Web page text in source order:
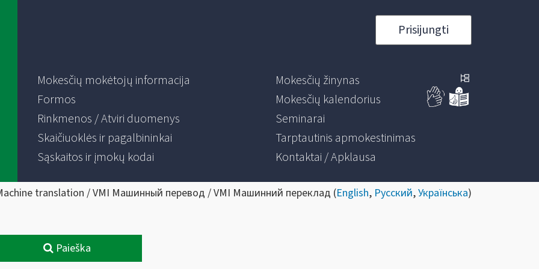
Prisijungti
Mokesčių mokėtojų informacija
Formos
Rinkmenos / Atviri duomenys
Skaičiuoklės ir pagalbininkai
Sąskaitos ir įmokų kodai
Mokesčių žinynas
Mokesčių kalendorius
Seminarai
Tarptautinis apmokestinimas
Kontaktai / Apklausa
translation / VMI Машинный перевод / VMI Машинний переклад (English, Русский,Українська)
Paieška